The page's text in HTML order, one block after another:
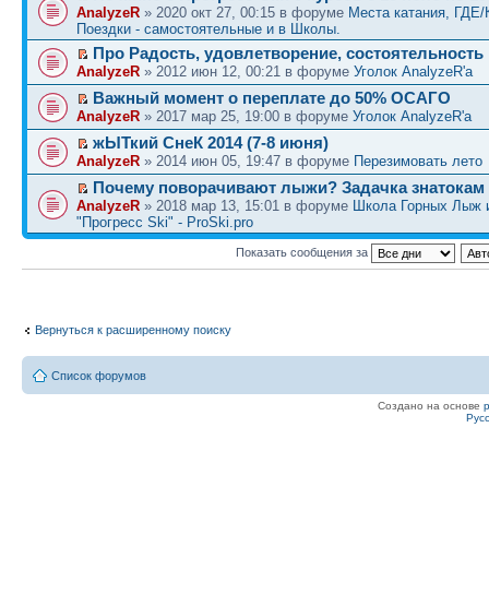
AnalyzeR » 2020 окт 27, 00:15 в форуме Места катания,
Поездки - самостоятельные и в Школы.
Про Радость, удовлетворение, состоятельность
AnalyzeR » 2012 июн 12, 00:21 в форуме Уголок AnalyzeR'а
Важный момент о переплате до 50% ОСАГО
AnalyzeR » 2017 мар 25, 19:00 в форуме Уголок AnalyzeR'а
жЫТкий СнеК 2014 (7-8 июня)
AnalyzeR » 2014 июн 05, 19:47 в форуме Перезимовать лето
Почему поворачивают лыжи? Задачка
AnalyzeR » 2018 мар 13, 15:01 в форуме Школа Горных Лыж
"Прогресс Ski" - ProSki.pro
Показать сообщения за
Вернуться к расширенному поиску
Список форумов
Создано на основе